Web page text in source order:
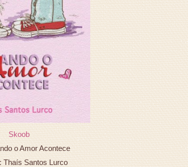
Skoob
o Amor Acontece
Thaís Santos Lurco